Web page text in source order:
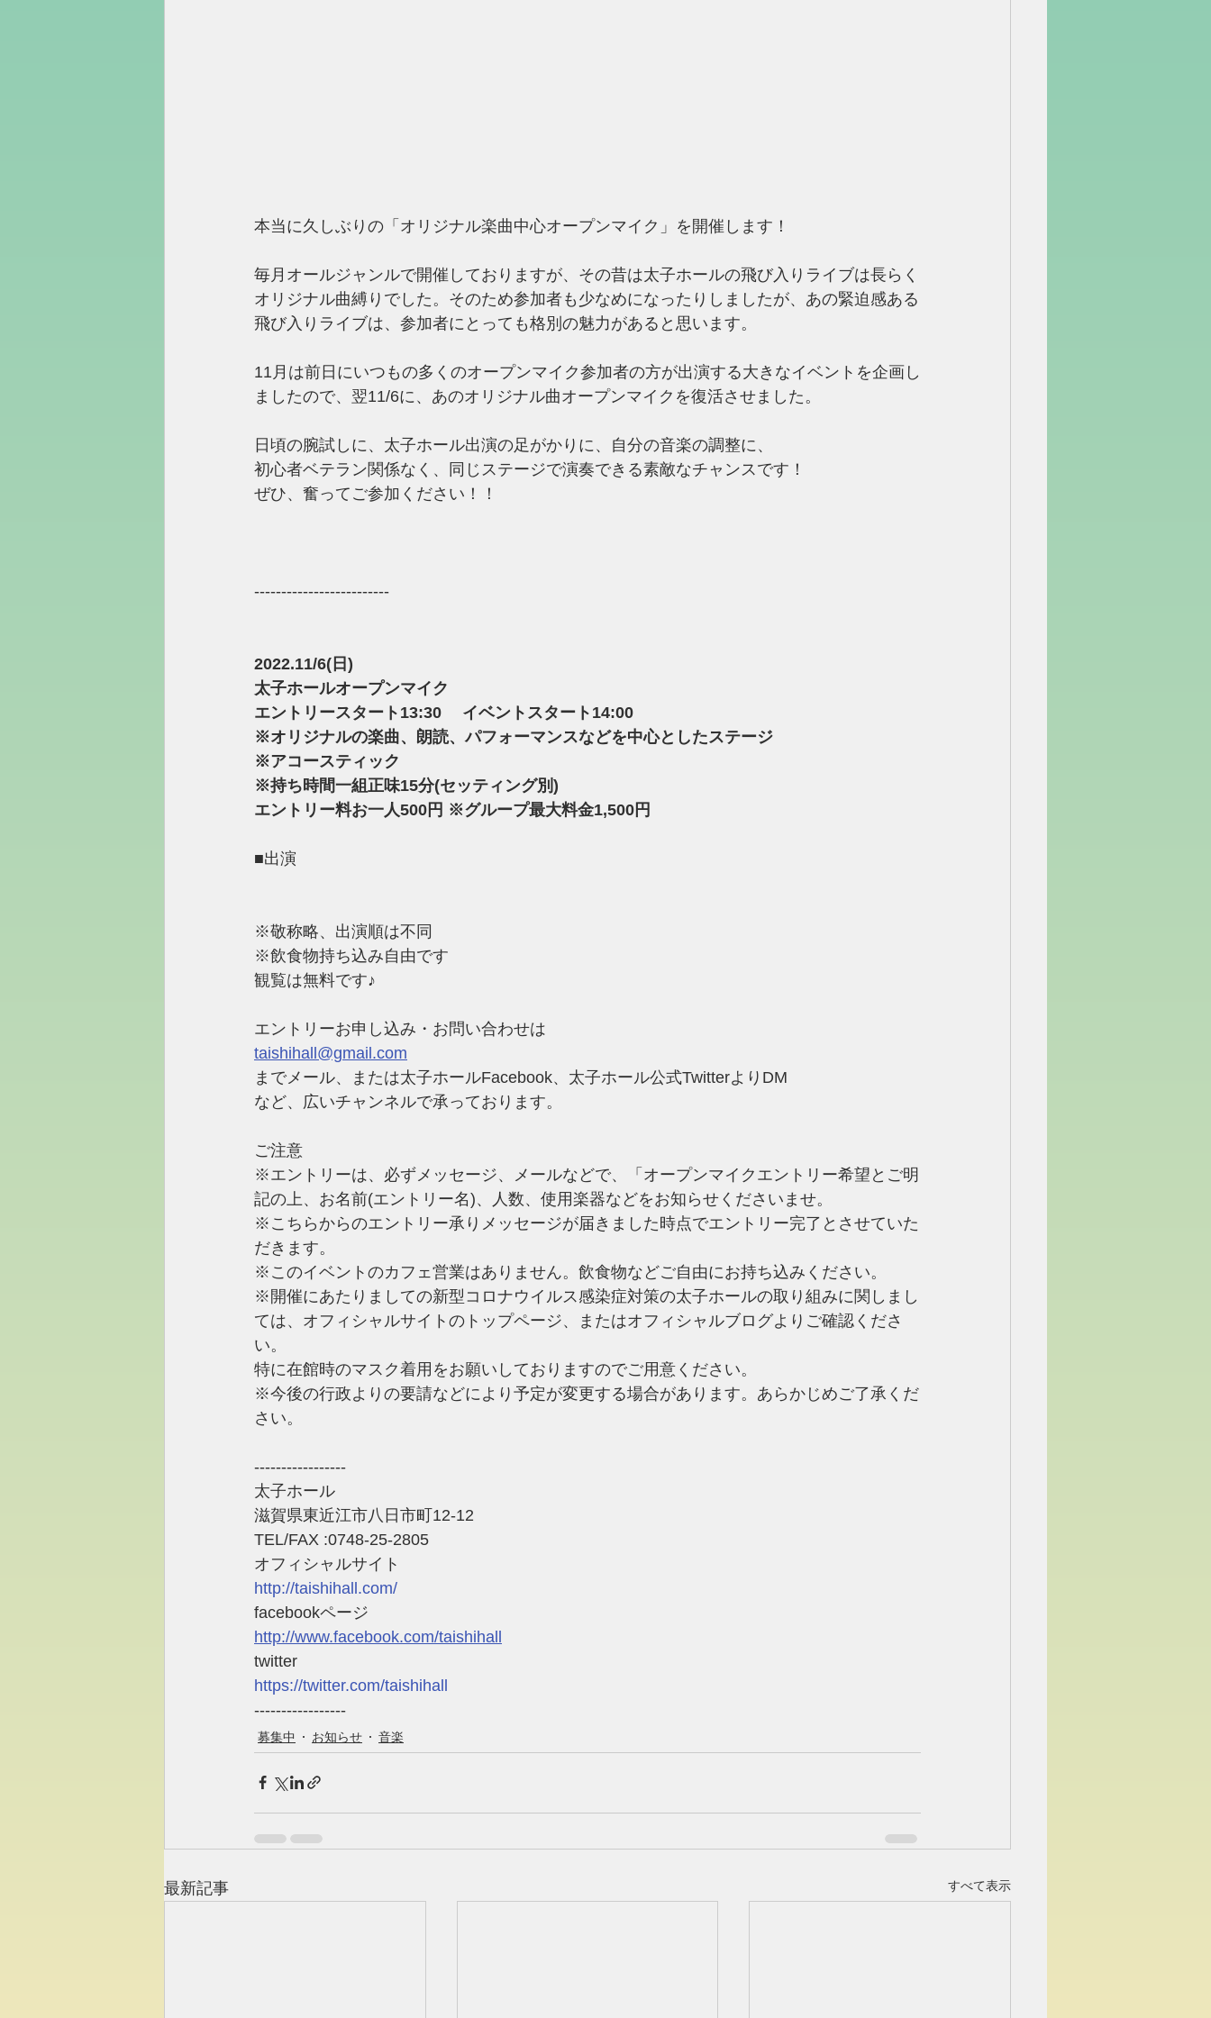
本当に久しぶりの「オリジナル楽曲中心オープンマイク」を開催します！
毎月オールジャンルで開催しておりますが、その昔は太子ホールの飛び入りライブは長らく
オリジナル曲縛りでした。そのため参加者も少なめになったりしましたが、あの緊迫感ある
飛び入りライブは、参加者にとっても格別の魅力があると思います。
11月は前日にいつもの多くのオープンマイク参加者の方が出演する大きなイベントを企画し
ましたので、翌11/6に、あのオリジナル曲オープンマイクを復活させました。
日頃の腕試しに、太子ホール出演の足がかりに、自分の音楽の調整に、
初心者ベテラン関係なく、同じステージで演奏できる素敵なチャンスです！
ぜひ、奮ってご参加ください！！
-------------------------
2022.11/6(日)
太子ホールオープンマイク
エントリースタート13:30　 イベントスタート14:00
※オリジナルの楽曲、朗読、パフォーマンスなどを中心としたステージ
※アコースティック
※持ち時間一組正味15分(セッティング別)
エントリー料お一人500円​ ※グループ最大料金1,500円
■出演
※敬称略、出演順は不同
※飲食物持ち込み自由です
観覧は無料です♪
エントリーお申し込み・お問い合わせは
taishihall@gmail.com
までメール、または太子ホールFacebook、太子ホール公式TwitterよりDM
など、広いチャンネルで承っております。
ご注意
※エントリーは、必ずメッセージ、メールなどで、「オープンマイクエントリー希望とご明
記の上、お名前(エントリー名)、人数、使用楽器などをお知らせくださいませ。
※こちらからのエントリー承りメッセージが届きました時点でエントリー完了とさせていた
だきます。
※このイベントのカフェ営業はありません。飲食物などご自由にお持ち込みください。
※開催にあたりましての新型コロナウイルス感染症対策の太子ホールの取り組みに関しまし
ては、オフィシャルサイトのトップページ、またはオフィシャルブログよりご確認くださ
い。
特に在館時のマスク着用をお願いしておりますのでご用意ください。
※今後の行政よりの要請などにより予定が変更する場合があります。あらかじめご了承くだ
さい。
​-----------------
太子ホール
滋賀県東近江市八日市町12-12
TEL/FAX :0748-25-2805
オフィシャルサイト
http://taishihall.com/
facebookページ
http://www.facebook.com/taishihall
twitter
https://twitter.com/taishihall
-----------------
募集中 お知らせ 音楽
最新記事 すべて表示